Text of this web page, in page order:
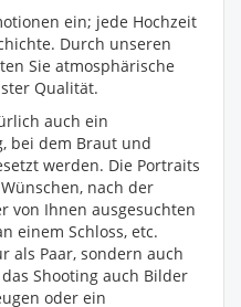
ein; jede Hochzeit
Durch unseren
Sie atmosphärische
Qualität.
auch ein
bei dem Braut und
werden. Die Portraits
nach der
von Ihnen ausgesuchten
einem Schloss, etc.
als Paar, sondern auch
Shooting auch Bilder
oder ein